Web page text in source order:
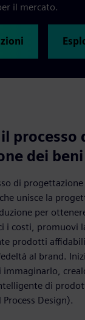
il mercato.
processo
dei
di
unisce la
per
i costi, promuovi
prodotti
al brand.
immaginarlo,
di
Design).